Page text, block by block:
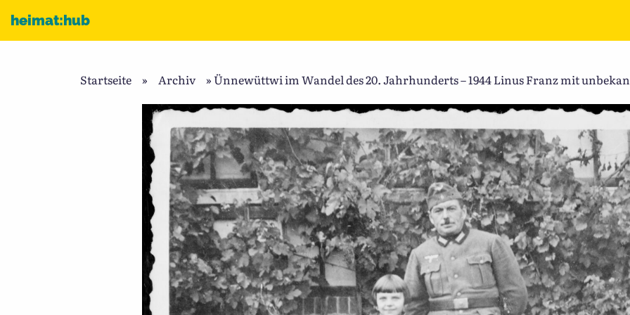
heimat:hub
Startseite » Archiv »Ünnewüttwi im Wandel des 20. Jahrhunderts – 1944 Linus Franz mit